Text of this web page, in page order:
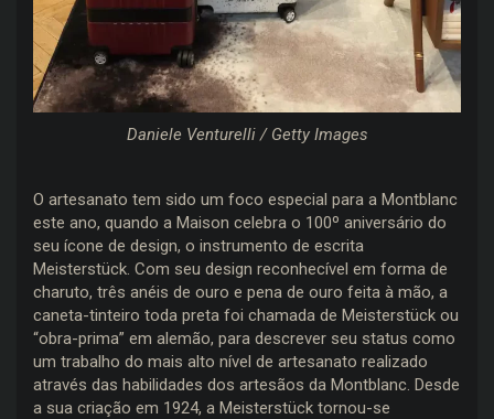
Daniele Venturelli / Getty Images
O artesanato tem sido um foco especial para a Montblanc
este ano, quando a Maison celebra o 100º aniversário do
seu ícone de design, o instrumento de escrita
Meisterstück. Com seu design reconhecível em forma de
charuto, três anéis de ouro e pena de ouro feita à mão, a
caneta-tinteiro toda preta foi chamada de Meisterstück ou
“obra-prima” em alemão, para descrever seu status como
um trabalho do mais alto nível de artesanato realizado
através das habilidades dos artesãos da Montblanc. Desde
a sua criação em 1924, a Meisterstück tornou-se